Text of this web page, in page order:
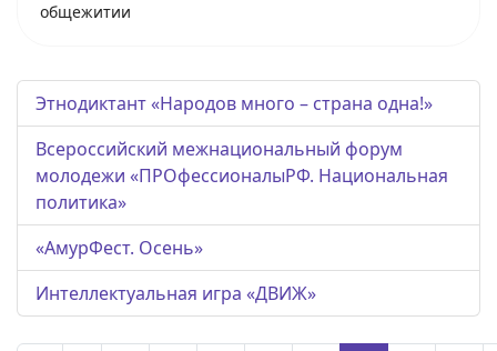
общежитии
Этнодиктант «Народов много – страна одна!»
Всероссийский межнациональный форум
молодежи «ПРОфессионалыРФ. Национальная
политика»
«АмурФест. Осень»
Интеллектуальная игра «ДВИЖ»